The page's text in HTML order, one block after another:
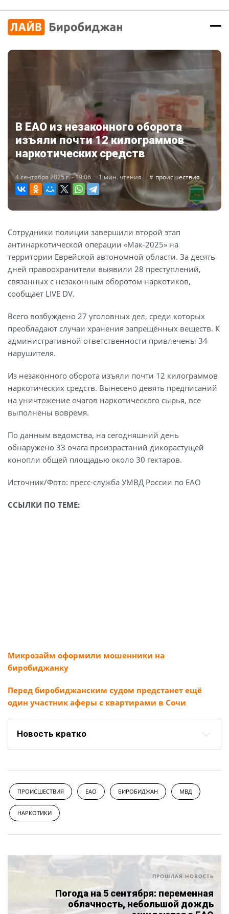
В ЕАО из незаконного оборота
изъяли почти 12 килограммов
наркотических средств
4 сентября 2025 г. - 19:06 1 мин. чтения происшествия
Сотрудники полиции завершили второй этап
антинаркотической операции «Мак-2025» на
территории Еврейской автономной области. За десять
дней правоохранители выявили 28 преступлений,
связанных с незаконным оборотом наркотиков,
сообщает LIVE DV.
Всего возбуждено 27 уголовных дел, среди которых
преобладают случаи хранения запрещённых веществ. К
административной ответственности привлечены 34
нарушителя.
Из незаконного оборота изъяли почти 12 килограммов
наркотических средств. Вынесено девять предписаний
на уничтожение очагов наркотического сырья, все
выполнены вовремя.
По данным ведомства, на сегодняшний день
обнаружено 33 очага произрастаний дикорастущей
конопли общей площадью около 30 гектаров.
Источник/Фото: пресс-служба УМВД России по ЕАО
ССЫЛКИ ПО ТЕМЕ:
Микрозайм оформили мошенники на
биробиджанку
Перед биробиджанским судом предстанет ещё
один участник аферы с квартирами в Сочи
Новость кратко
ПРОИСШЕСТВИЯ ЕАО БИРОБИДЖАН МВД
НАРКОТИКИ
ПРОШЛАЯ НОВОСТЬ
Погода на 5 сентября: переменная
облачность, небольшой дождь